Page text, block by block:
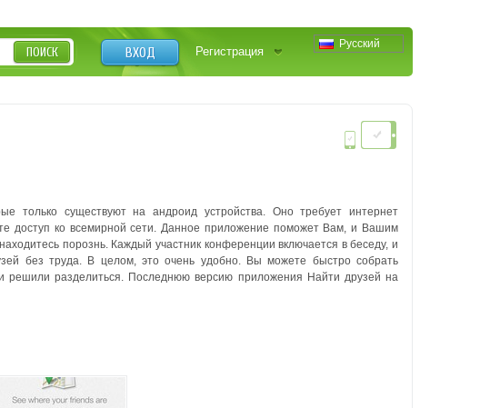
Русский
ВХОД Регистрация
ПОИСК
только существуют на андроид устройства. Оно требует интернет
доступ ко всемирной сети. Данное приложение поможет Вам, и Вашим
порознь. Каждый участник конференции включается в беседу, и
без труда. В целом, это очень удобно. Вы можете быстро собрать
решили разделиться. Последнюю версию приложения Найти друзей на